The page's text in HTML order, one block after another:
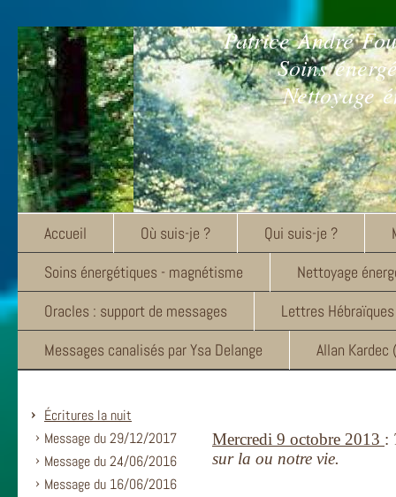
Patrice André
Soins
Nettoyage
Accueil Où suis-je ? Qui suis-je ?
Soins énergétiques - magnétisme
Nettoyage
Oracles : support de messages
Lettres
Messages canalisés par Ysa Delange
Allan Kardec
Écritures la nuit
Message du 29/12/2017
Message du 24/06/2016
Message du 16/06/2016
Mercredi 9 octobre 2013 :
sur la ou notre vie.